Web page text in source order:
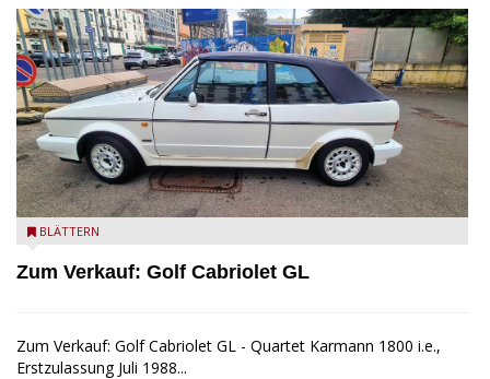
Golf Cabriolet zu verkaufen
BLÄTTERN
Zum Verkauf: Golf Cabriolet GL
Zum Verkauf: Golf Cabriolet GL - Quartet Karmann 1800 i.e.,
Erstzulassung Juli 1988...